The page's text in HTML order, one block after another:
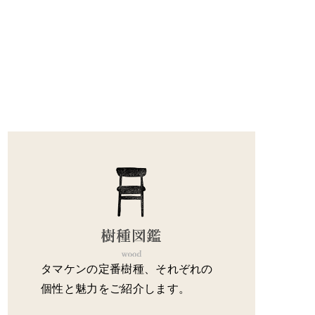
タマケンの定番樹種、それぞれの
個性と魅力をご紹介します。